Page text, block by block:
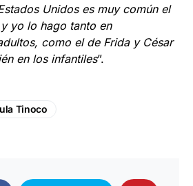
Unidos es muy común el
yo lo hago tanto en
como el de Frida y César
en los infantiles”.
Tinoco